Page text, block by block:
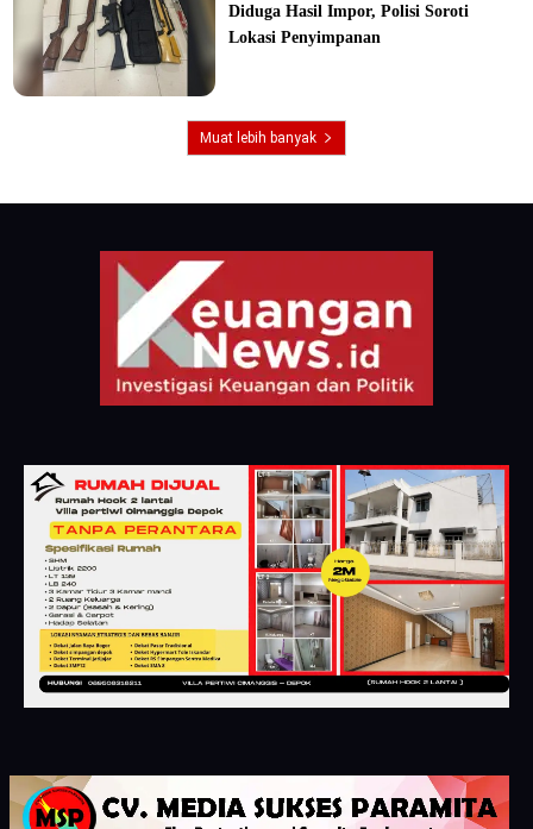
Diduga Hasil Impor, Polisi Soroti
Lokasi Penyimpanan
Muat lebih banyak